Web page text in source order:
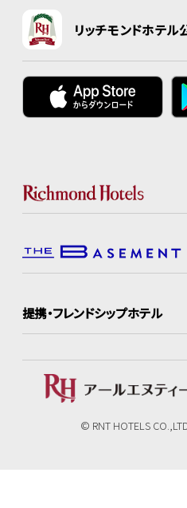
リッチモンドホテル
提携・フレンドシップホテル
© RNT HOTELS